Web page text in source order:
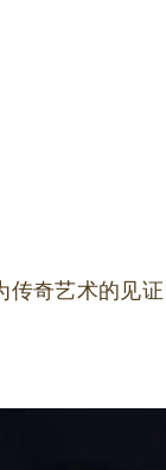
传奇艺术的见